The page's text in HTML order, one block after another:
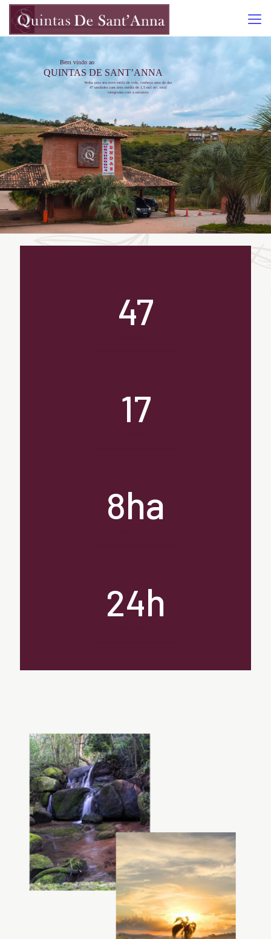
Bem vindo ao
QUINTAS DE SANT’ANNA
Venha para seu novo estilo de vida, conheça uma da das
47 unidades com área média de 1,5 mil m², total
integradas com a natureza
47
17
8ha
24h